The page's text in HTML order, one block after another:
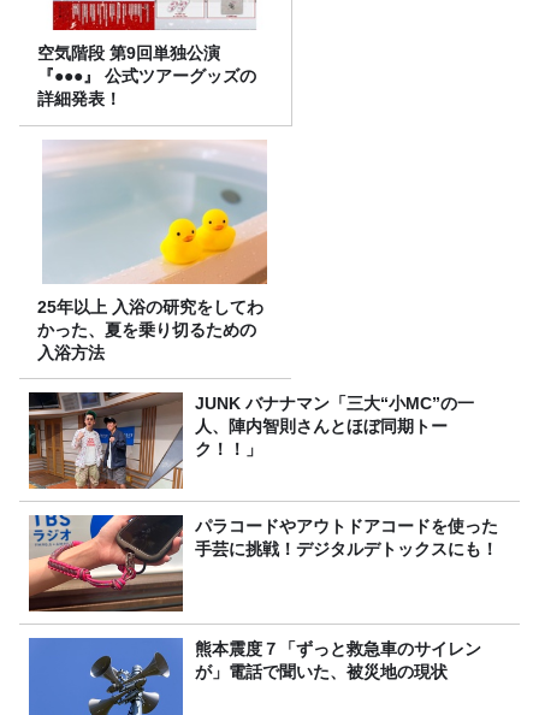
空気階段 第9回単独公演
『●●●』 公式ツアーグッズの
詳細発表！
25年以上 入浴の研究をしてわ
かった、夏を乗り切るための
入浴方法
JUNK バナナマン「三大“小MC”の一
人、陣内智則さんとほぼ同期トー
ク！！」
パラコードやアウトドアコードを使った
手芸に挑戦！デジタルデトックスにも！
熊本震度７「ずっと救急車のサイレン
が」電話で聞いた、被災地の現状